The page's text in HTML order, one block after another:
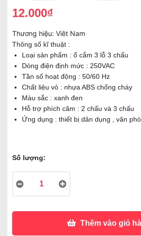
12.000₫
Thương hiệu: Viêt Nam
Thông số kĩ thuật :
Loại sản phẩm : ổ cắm 3 lỗ 3 chấu
Dòng điện định mức : 250VAC
Tần số hoạt động : 50/60 Hz
Chất liệu vỏ : nhựa ABS chống cháy
Màu sắc : xanh đen
Hỗ trợ phích căm : 2 chấu và 3 chấu
Ứng dụng : thiết bị dân dụng , văn
Số lượng:
Thêm vào giỏ